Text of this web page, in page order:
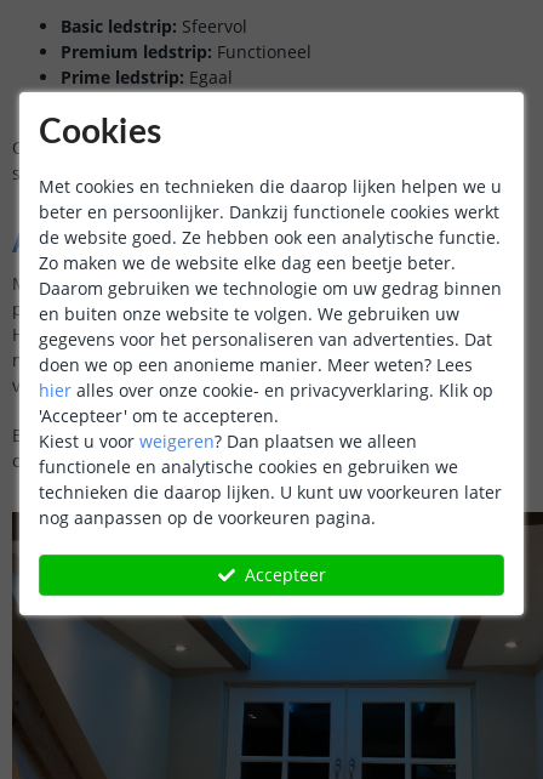
Basic ledstrip: Sfeervol
Premium ledstrip: Functioneel
Prime ledstrip: Egaal
Op onze productpagina’s vindt u nog meer informatie over de
specificaties
Advies
Met de juiste verlichting kunt u een ruimte niet alleen
praktisch verlichten, maar ook sfeervol en uitnodigend maken.
Heeft u vragen of heeft u advies nodig? Neem gerust contact
met ons op. Ons team staat klaar om u te helpen de perfecte
verlichting voor uw badkamer te vinden.
Bent u klaar om uw badkamer te transformeren? Ontdek onze
collectie en kies de perfecte ledverlichting bij LedstripKoning.
Cookies
Met cookies en technieken die daarop lijken helpen we u
beter en persoonlijker. Dankzij functionele cookies werkt
de website goed. Ze hebben ook een analytische functie.
Zo maken we de website elke dag een beetje beter.
Daarom gebruiken we technologie om uw gedrag binnen
en buiten onze website te volgen. We gebruiken uw
gegevens voor het personaliseren van advertenties. Dat
doen we op een anonieme manier. Meer weten? Lees
hier alles over onze cookie- en privacyverklaring. Klik op
'Accepteer' om te accepteren.
Kiest u voor weigeren? Dan plaatsen we alleen
functionele en analytische cookies en gebruiken we
technieken die daarop lijken. U kunt uw voorkeuren later
nog aanpassen op de voorkeuren pagina.
Accepteer